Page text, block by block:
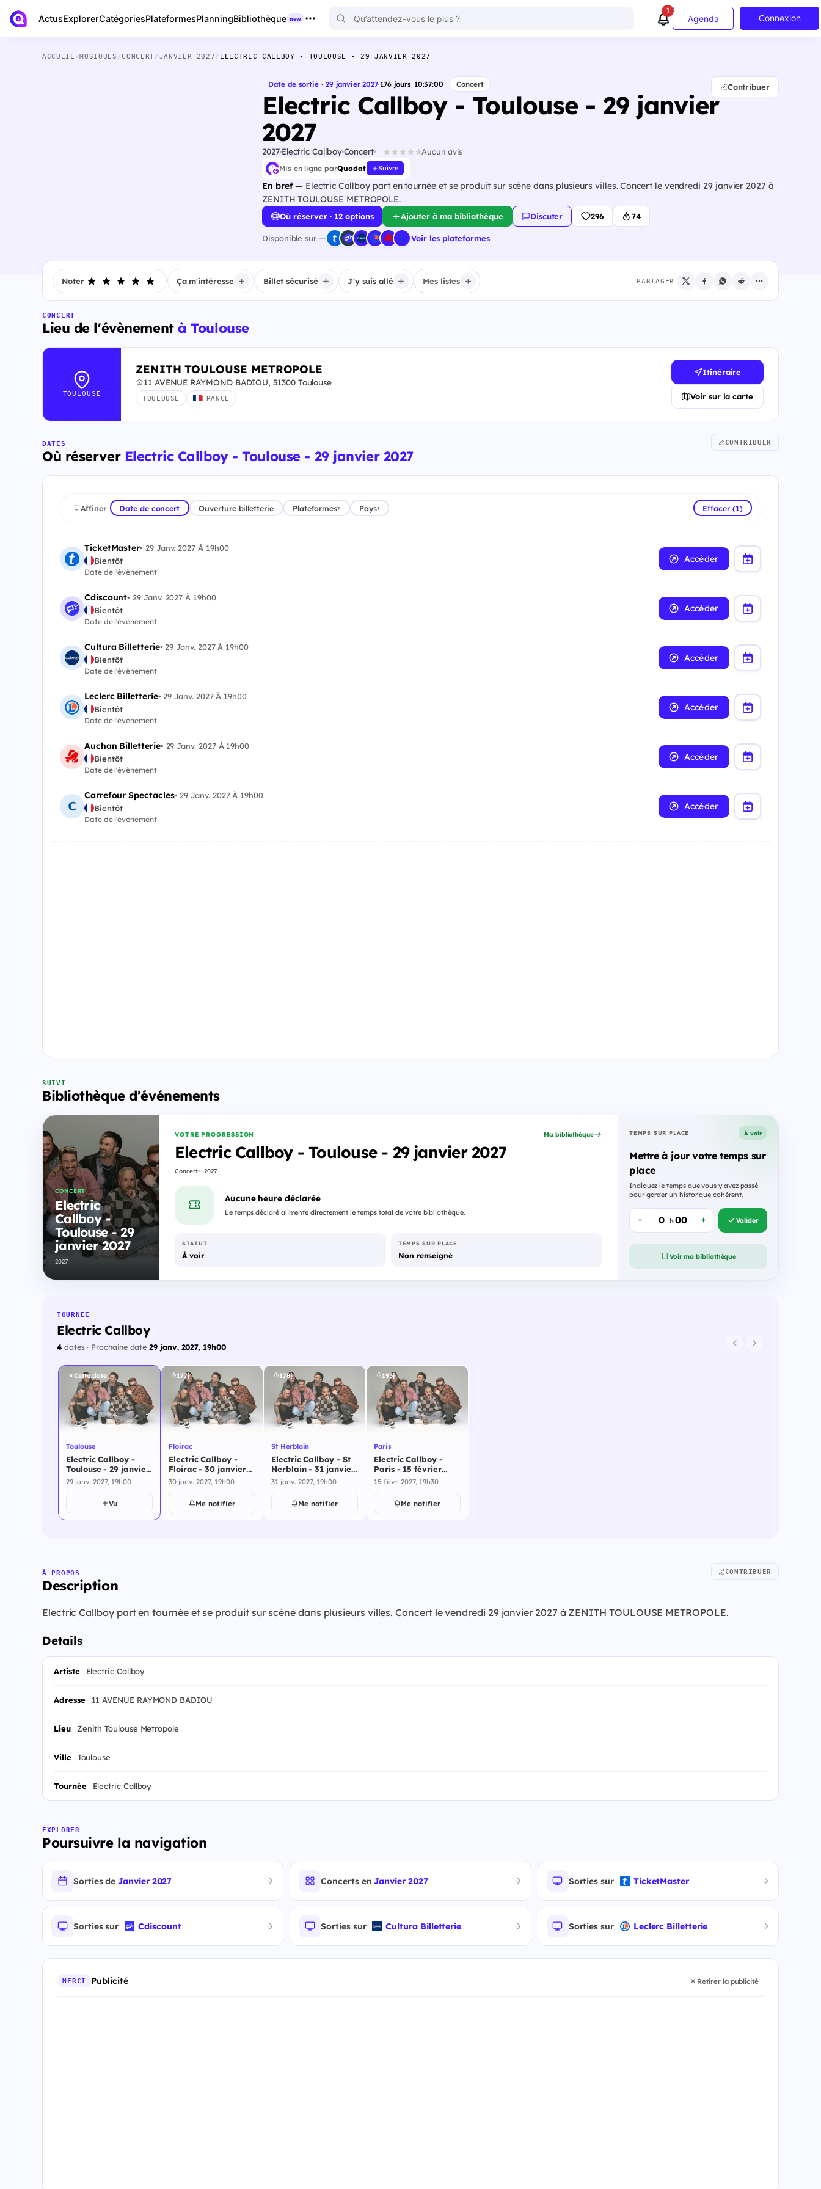
ActusExplorerCatégoriesPlateformesPlanningBibliothèque new
1
Agenda Connexion
ACCUEIL /MUSIQUES /CONCERT/JANVIER 2027/ ELECTRIC CALLBOY - TOULOUSE - 29 JANVIER 2027
Date de sortie · 29 janvier 2027·176jours 10:36:59 Concert
Electric Callboy - Toulouse - 29 janvier
2027
2027Electric CallboyConcert Aucun avis
Mis en ligne parQuodat Suivre
En bref — Electric Callboy part en tournée et se produit sur scène dans plusieurs villes. Concert le vendredi 29 janvier 2027 à
ZENITH TOULOUSE METROPOLE.
Contribuer
Où réserver · 12 options Ajouter à ma bibliothèque Discuter 296 74
Disponible sur — Voir les plateformes
Noter Ça m'intéresse Billet sécurisé J'y suis allé Mes listes PARTAGER
CONCERT
Lieu de l'évènementà Toulouse
TOULOUSE
ZENITH TOULOUSE METROPOLE
11 AVENUE RAYMOND BADIOU, 31300 Toulouse
TOULOUSE FRANCE
Itinéraire
Voir sur la carte
DATES
Où réserver Electric Callboy - Toulouse - 29 janvier 2027
CONTRIBUER
Affiner Date de concert Ouverture billetterie Plateformes▾ Pays▾ Effacer (1)
TicketMaster• 29 Janv. 2027 À 19h00
Bientôt
Date de l'évènement
Accéder
Cdiscount• 29 Janv. 2027 À 19h00
Bientôt
Date de l'évènement
Accéder
Cultura Billetterie• 29 Janv. 2027 À 19h00
Bientôt
Date de l'évènement
Accéder
Leclerc Billetterie• 29 Janv. 2027 À 19h00
Bientôt
Date de l'évènement
Accéder
Auchan Billetterie• 29 Janv. 2027 À 19h00
Bientôt
Date de l'évènement
Accéder
Carrefour Spectacles• 29 Janv. 2027 À 19h00
Bientôt
Date de l'évènement
Accéder
SUIVI
Bibliothèque d'événements
CONCERT
Electric
Callboy -
Toulouse - 29
janvier 2027
2027
VOTRE PROGRESSION
Electric Callboy - Toulouse - 29 janvier 2027
Concert 2027
Ma bibliothèque
Aucune heure déclarée
Le temps déclaré alimente directement le temps total de votre bibliothèque.
STATUT
À voir
TEMPS SUR PLACE
Non renseigné
TEMPS SUR PLACE À voir
Mettre à jour votre temps sur
place
Indiquez le temps que vous y avez passé
pour garder un historique cohérent.
h Valider
Voir ma bibliothèque
TOURNÉE
Electric Callboy
4dates · Prochaine date29 janv. 2027, 19h00
Cette date
Toulouse
Electric Callboy -
Toulouse - 29 janvier
2027
29 janv. 2027, 19h00
Vu
177j
Floirac
Electric Callboy -
Floirac - 30 janvier
2027
30 janv. 2027, 19h00
Me notifier
178j
St Herblain
Electric Callboy - St
Herblain - 31 janvier
2027
31 janv. 2027, 19h00
Me notifier
193j
Paris
Electric Callboy -
Paris - 15 février
2027
15 févr. 2027, 19h30
Me notifier
À PROPOS
Description
CONTRIBUER
Electric Callboy part en tournée et se produit sur scène dans plusieurs villes. Concert le vendredi 29 janvier 2027 à ZENITH TOULOUSE METROPOLE.
Details
Artiste Electric Callboy
Adresse 11 AVENUE RAYMOND BADIOU
Lieu Zenith Toulouse Metropole
Ville Toulouse
Tournée Electric Callboy
EXPLORER
Poursuivre la navigation
Sorties deJanvier 2027 Concerts enJanvier 2027 Sorties sur TicketMaster
Sorties sur Cdiscount Sorties sur Cultura Billetterie Sorties sur Leclerc Billetterie
MERCI Publicité Retirer la publicité